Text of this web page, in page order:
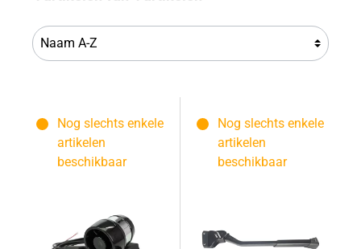
Nog slechts enkele
artikelen
beschikbaar
Nog slechts enkele
artikelen
beschikbaar